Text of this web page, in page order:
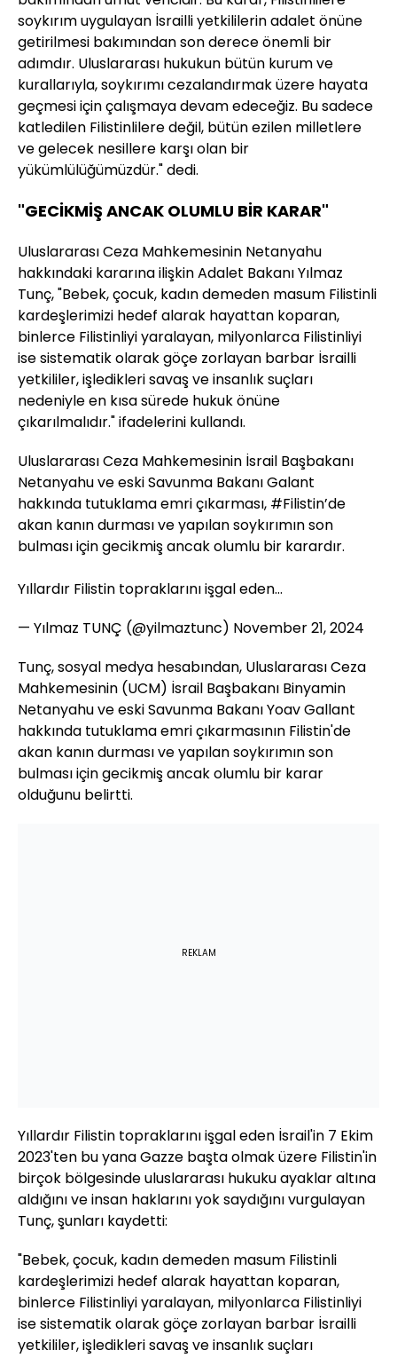
soykırım uygulayan İsrailli yetkililerin adalet önüne
getirilmesi bakımından son derece önemli bir
adımdır. Uluslararası hukukun bütün kurum ve
kurallarıyla, soykırımı cezalandırmak üzere hayata
geçmesi için çalışmaya devam edeceğiz. Bu sadece
katledilen Filistinlilere değil, bütün ezilen milletlere
ve gelecek nesillere karşı olan bir
yükümlülüğümüzdür." dedi.
"GECİKMİŞ ANCAK OLUMLU BİR KARAR"
Uluslararası Ceza Mahkemesinin Netanyahu
hakkındaki kararına ilişkin Adalet Bakanı Yılmaz
Tunç, "Bebek, çocuk, kadın demeden masum Filistinli
kardeşlerimizi hedef alarak hayattan koparan,
binlerce Filistinliyi yaralayan, milyonlarca Filistinliyi
ise sistematik olarak göçe zorlayan barbar İsrailli
yetkililer, işledikleri savaş ve insanlık suçları
nedeniyle en kısa sürede hukuk önüne
çıkarılmalıdır." ifadelerini kullandı.
Uluslararası Ceza Mahkemesinin İsrail Başbakanı
Netanyahu ve eski Savunma Bakanı Galant
hakkında tutuklama emri çıkarması, #Filistin’de
akan kanın durması ve yapılan soykırımın son
bulması için gecikmiş ancak olumlu bir karardır.
Yıllardır Filistin topraklarını işgal eden…
— Yılmaz TUNÇ (@yilmaztunc) November 21, 2024
Tunç, sosyal medya hesabından, Uluslararası Ceza
Mahkemesinin (UCM) İsrail Başbakanı Binyamin
Netanyahu ve eski Savunma Bakanı Yoav Gallant
hakkında tutuklama emri çıkarmasının Filistin'de
akan kanın durması ve yapılan soykırımın son
bulması için gecikmiş ancak olumlu bir karar
olduğunu belirtti.
REKLAM
Yıllardır Filistin topraklarını işgal eden İsrail'in 7 Ekim
2023'ten bu yana Gazze başta olmak üzere Filistin'in
birçok bölgesinde uluslararası hukuku ayaklar altına
aldığını ve insan haklarını yok saydığını vurgulayan
Tunç, şunları kaydetti:
"Bebek, çocuk, kadın demeden masum Filistinli
kardeşlerimizi hedef alarak hayattan koparan,
binlerce Filistinliyi yaralayan, milyonlarca Filistinliyi
ise sistematik olarak göçe zorlayan barbar İsrailli
yetkililer, işledikleri savaş ve insanlık suçları